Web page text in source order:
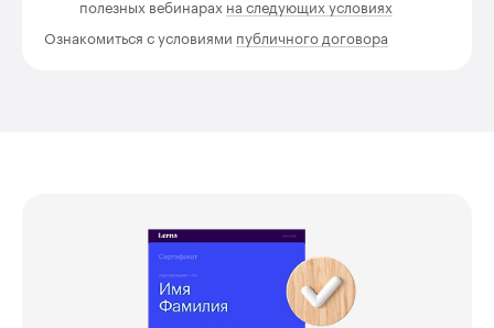
полезных вебинарах на следующих условиях
Ознакомиться с условиями публичного договора